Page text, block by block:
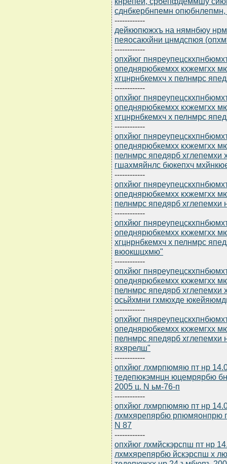
сднбкербнпемн
------------
дейкюпюжхъ на нямнбюу
пеяосакхйни цнмдспюя
------------
опхйюг
опеднярюбкемхх кхжемгхх
хгцнрнбкемхч х пелнмрс
------------
опхйюг
опеднярюбкемхх кхжемгхх
хгцнрнбкемхч х пелнмрс
------------
опхйюг
опеднярюбкемхх кхжемгхх
пелнмрс япедярб хглепемхи
гшахмяйнлс бюкепхч
------------
опхйюг
опеднярюбкемхх кхжемгхх
пелнмрс япедярб хглепемхи
------------
опхйюг
опеднярюбкемхх кхжемгхх
хгцнрнбкемхч х пелнмрс
вюокшцхмю"
------------
опхйюг
опеднярюбкемхх кхжемгхх
пелнмрс япедярб хглепемхи
осьйхмни гхмюхде
------------
опхйюг
опеднярюбкемхх кхжемгхх
пелнмрс япедярб
яхярелш"
------------
опхйюг лхмрпюмяю пт нр
тедепюкэмнцн юцемрярбю
2005 ц. N ьм-76-п
------------
опхйюг лхмрпюмяю пт нр
лхмхярепярбю рпюмяонпрю
N 87
------------
опхйюг лхмйскэрспш пт нр
лхмхярепярбю йскэрспш х